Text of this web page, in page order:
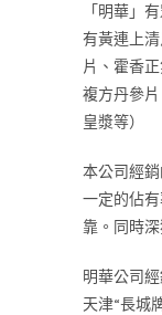
「明華」
有黃連上
片、霍香
複方丹參
皇漿等）
本公司經
一定的佔
靠。 同時
明華公司
天津“長城